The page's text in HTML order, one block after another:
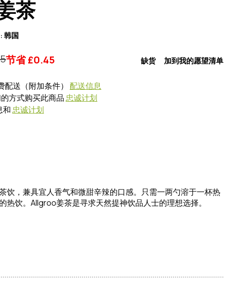
茶
韩国
节省£0.45 缺货 加到我的愿望清单
送（附加条件） 配送信息
方式购买此商品忠诚计划
和忠诚计划
饮，兼具宜人香气和微甜辛辣的口感。只需一两勺溶于一杯热
热饮。Allgroo姜茶是寻求天然提神饮品人士的理想选择。